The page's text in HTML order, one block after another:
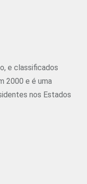
e classificados
2000 e é uma
nos Estados